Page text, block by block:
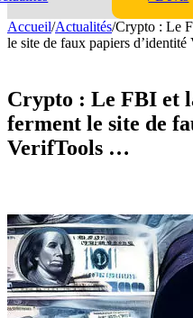
Accueil/Actualités/Crypto : Le
le site de faux papiers d’identité
Crypto : Le FBI et
ferment le site de
VerifTools …